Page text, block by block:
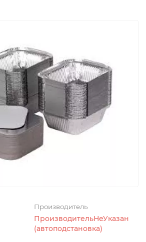
Производитель
ПроизводительНеУказан
(автоподстановка)